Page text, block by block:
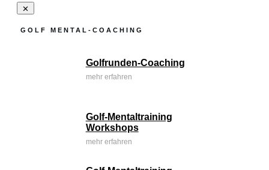
GOLF MENTAL-COACHING
Golfrunden-Coaching
mehr erfahren
Golf-Mentaltraining
Workshops
mehr erfahren